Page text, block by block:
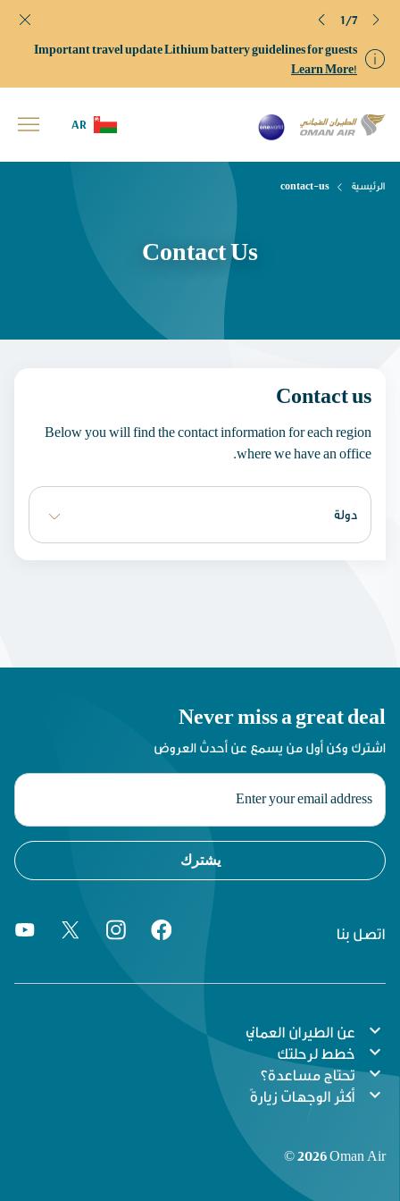
Important travel update Lithium battery guidelines for guests
Learn More!
1/7
AR
Contact Us
الرئيسية contact-us
Contact us
Below you will find the contact information for each region
where we have an office.
Never miss a great deal
اشترك وكن أول من يسمع عن أحدث العروض
يشترك
اتصل بنا
عن الطيران العماني expand_more
خطط لرحلتك expand_more
تحتاج مساعدة؟ expand_more
أكثر الوجهات زيارةً expand_more
© 2026 Oman Air